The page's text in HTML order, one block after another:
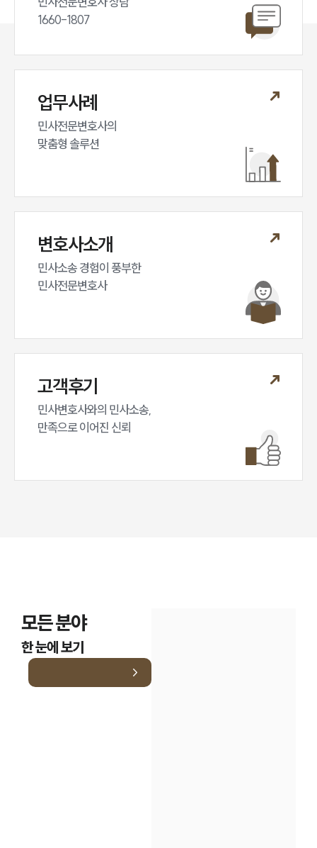
1660-1807
업무사례
민사전문변호사의
맞춤형 솔루션
변호사소개
민사소송 경험이 풍부한
민사전문변호사
고객후기
민사변호사와의 민사소송,
만족으로 이어진 신뢰
모든 분야
한 눈에 보기